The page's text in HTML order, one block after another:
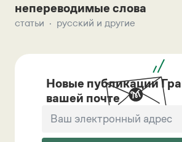
непереводимые слова
статьи русский и другие
Новые публикации
вашей почте